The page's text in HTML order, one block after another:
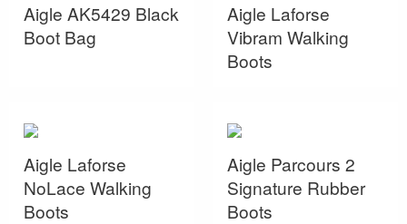
Aigle AK5429 Black
Boot Bag
Aigle Laforse
Vibram Walking
Boots
Aigle Laforse
NoLace Walking
Boots
Aigle Parcours 2
Signature Rubber
Boots